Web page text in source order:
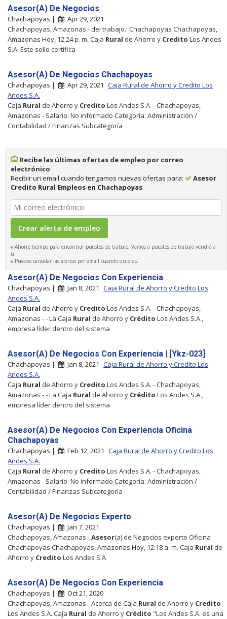
Asesor(A) De Negocios
Chachapoyas |
Apr 29, 2021
Chachapoyas, Amazonas - del trabajo.: Chachapoyas Chachapoyas,
Amazonas Hoy, 12:24 p. m. Caja Rural de Ahorro y Credito Los Andes
S.A. Este sello certifica
Asesor(A) De Negocios Chachapoyas
Chachapoyas | Apr 29, 2021 Caja Rural de Ahorro y Credito Los
Andes S.A.
Caja Rural de Ahorro y Credito Los Andes S.A. - Chachapoyas,
Amazonas - Salario: No informado Categoría: Administración /
Contabilidad / Finanzas Subcategoría
Recibe las últimas ofertas de empleo por correo
electrónico
Recibir un email cuando tengamos nuevas ofertas para:
Asesor
Credito Rural Empleos en Chachapoyas
Ahorre tiempo para encontrar puestos de trabajo, Vamos a puestos de trabajo vendrá a
ti.
Puedes cancelar las alertas por email cuando quieras.
Asesor(A) De Negocios Con Experiencia
Chachapoyas | Jan 8, 2021 Caja Rural de Ahorro y Credito Los
Andes S.A.
Caja Rural de Ahorro y Credito Los Andes S.A. - Chachapoyas,
Amazonas - - La Caja Rural de Ahorro y Crédito Los Andes S.A.,
empresa líder dentro del sistema
Asesor(A) De Negocios Con Experiencia | [Ykz-023]
Chachapoyas | Jan 8, 2021 Caja Rural de Ahorro y Credito Los
Andes S.A.
Caja Rural de Ahorro y Credito Los Andes S.A. - Chachapoyas,
Amazonas - - La Caja Rural de Ahorro y Crédito Los Andes S.A.,
empresa líder dentro del sistema
Asesor(A) De Negocios Con Experiencia Oficina
Chachapoyas
Chachapoyas | Feb 12, 2021 Caja Rural de Ahorro y Credito Los
Andes S.A.
Caja Rural de Ahorro y Credito Los Andes S.A. - Chachapoyas,
Amazonas - Salario: No informado Categoría: Administración /
Contabilidad / Finanzas Subcategoría
Asesor(A) De Negocios Experto
Chachapoyas |
Jan 7, 2021
Chachapoyas, Amazonas -Asesor(a) de Negocios experto Oficina
Chachapoyas Chachapoyas, Amazonas Hoy, 12:18 a. m. Caja Rural de
Ahorro y Credito Los Andes S.A
Asesor(A) De Negocios Con Experiencia
Chachapoyas |
Oct 21, 2020
Chachapoyas, Amazonas - Acerca de Caja Rural de Ahorro y Credito
Los Andes S.A. Caja Rural de Ahorro y Crédito "Los Andes S.A. es una